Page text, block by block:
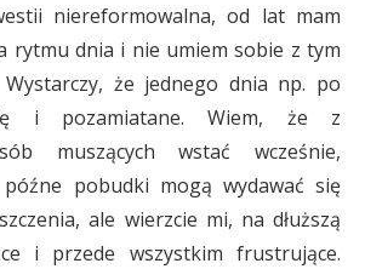
niereformowalna, od lat mam
rytmu dnia i nie umiem sobie z tym
że jednego dnia np. po
i pozamiatane. Wiem, że z
muszących wstać wcześnie,
pobudki mogą wydawać się
ale wierzcie mi, na dłuższą
i przede wszystkim frustrujące.